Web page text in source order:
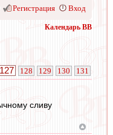
Регистрация Вход
Календарь ВВ
127 128 129 130 131
сливу